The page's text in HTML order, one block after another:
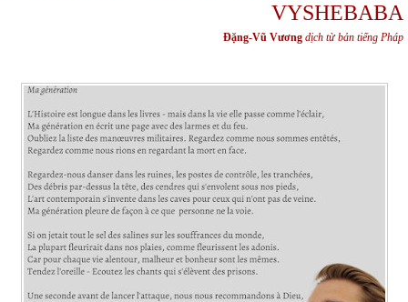
VYSHEBABA
Đặng-Vũ Vương dịch từ bản tiếng Pháp